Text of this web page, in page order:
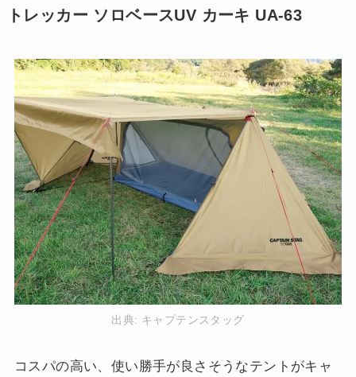
トレッカー ソロベースUV カーキ UA-63
出典: キャプテンスタッグ
コスパの高い、使い勝手が良さそうなテントがキャ